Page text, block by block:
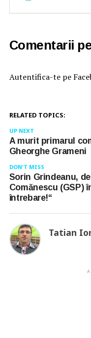
Comentarii
Autentifica-te pe
RELATED TOPICS:
UP NEXT
A murit primarul
Gheorghe Grameni
DON'T MISS
Sorin Grindeanu,
Comănescu (GSP)
întrebare!“
Tatian